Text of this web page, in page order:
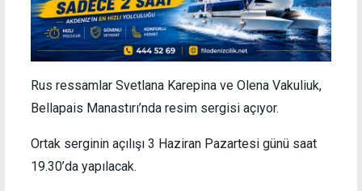
Rus ressamlar Svetlana Karepina ve Olena Vakuliuk,
Bellapais Manastırı’nda resim sergisi açıyor.
Ortak serginin açılışı 3 Haziran Pazartesi günü saat
19.30’da yapılacak.